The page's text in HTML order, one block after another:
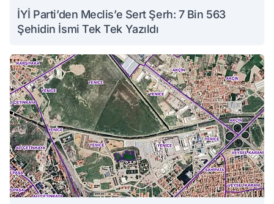
İYİ Parti’den Meclis’e Sert Şerh: 7 Bin 563
Şehidin İsmi Tek Tek Yazıldı